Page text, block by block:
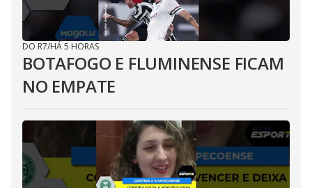
DO R7/HÁ 5 HORAS
BOTAFOGO E FLUMINENSE FICAM
NO EMPATE